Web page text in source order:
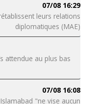
07/08 16:29
leurs relations
diplomatiques (MAE)
attendue au plus bas
07/08 16:08
"ne vise aucun